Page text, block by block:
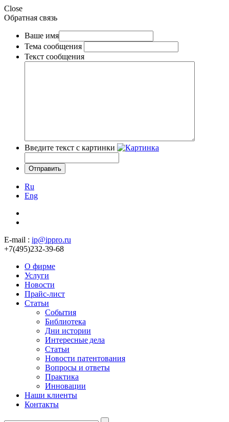
Close
Обратная связь
Ваше имя
Тема сообщения
Текст сообщения
Введите текст с картинки
Ru
Eng
E-mail : ip@ippro.ru
+7(495)232-39-68
О фирме
Услуги
Новости
Прайс-лист
Статьи
События
Библиотека
Дни истории
Интересные дела
Статьи
Новости патентования
Вопросы и ответы
Практика
Инновации
Наши клиенты
Контакты